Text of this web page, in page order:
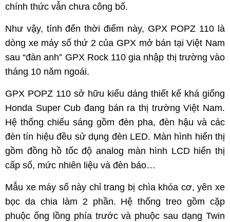
chính thức vẫn chưa công bố.
Như vậy, tính đến thời điểm này, GPX POPZ 110 là
dòng xe máy số thứ 2 của GPX mở bán tại Việt Nam
sau “đàn anh” GPX Rock 110 gia nhập thị trường vào
tháng 10 năm ngoái.
GPX POPZ 110 sở hữu kiểu dáng thiết kế khá giống
Honda Super Cub đang bán ra thị trường Việt Nam.
Hệ thống chiếu sáng gồm đèn pha, đèn hậu và các
đèn tín hiệu đều sử dụng đèn LED. Màn hình hiển thị
gồm đồng hồ tốc độ analog màn hình LCD hiển thị
cấp số, mức nhiên liệu và đèn báo…
Mẫu xe máy số này chỉ trang bị chìa khóa cơ, yên xe
bọc da chia làm 2 phần. Hệ thống treo gồm cặp
phuộc ống lồng phía trước và phuộc sau dạng Twin